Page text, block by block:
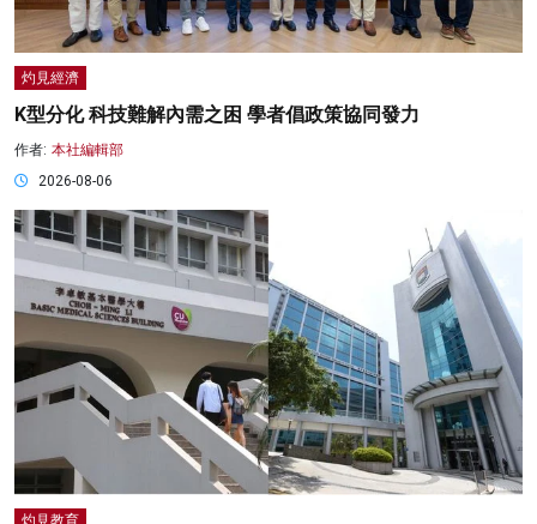
灼見經濟
K型分化 科技難解內需之困 學者倡政策協同發力
作者: 本社編輯部
2026-08-06
灼見教育